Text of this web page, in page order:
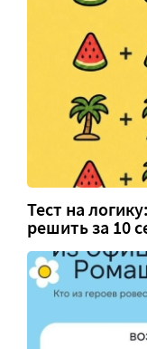
Тест на
решить за 10